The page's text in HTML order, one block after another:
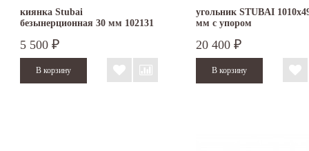
киянка Stubai
безынерционная 30 мм 102131
5 500 ₽
угольник STUBAI
мм с упором
20 400 ₽